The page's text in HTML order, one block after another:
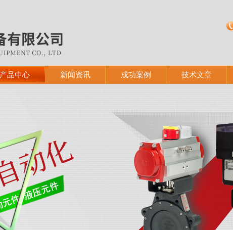
产品中心 新闻资讯 成功案例 技术文章